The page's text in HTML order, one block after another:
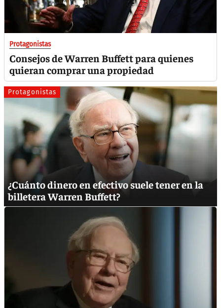
Protagonistas
Consejos de Warren Buffett para quienes
quieran comprar una propiedad
Protagonistas
¿Cuánto dinero en efectivo suele tener en la
billetera Warren Buffett?